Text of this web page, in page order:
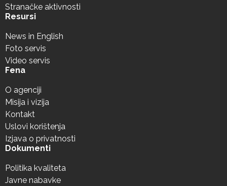
Stranačke aktivnosti
Resursi
News in English
Foto servis
Video servis
Fena
O agenciji
Misija i vizija
Kontakt
Uslovi korištenja
Izjava o privatnosti
Dokumenti
Politika kvaliteta
Javne nabavke